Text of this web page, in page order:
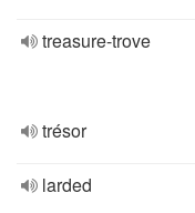
treasure-trove
trésor
larded